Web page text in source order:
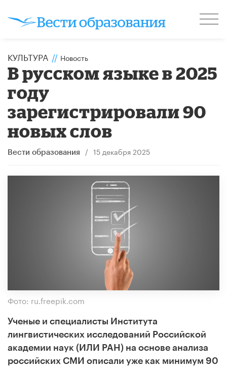
КУЛЬТУРА // Новость
В русском языке в 2025
году
зарегистрировали 90
новых слов
Вести образования / 15 декабря 2025
Фото: ru.freepik.com
Ученые и специалисты Института
лингвистических исследований Российской
академии наук (ИЛИ РАН) на основе анализа
российских СМИ описали уже как минимум 90